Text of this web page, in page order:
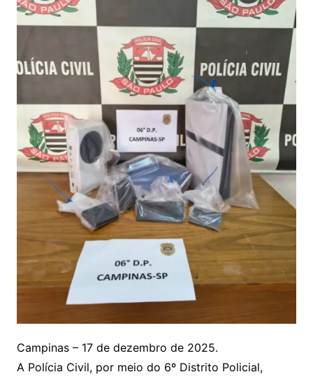
Campinas – 17 de dezembro de 2025.
A Polícia Civil, por meio do 6º Distrito Policial,